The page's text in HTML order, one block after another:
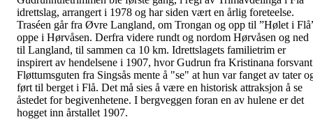
idrettslag, arrangert i 1978 og har siden vært en årlig foreteelse.
Traséen går fra Øvre Langland, om Trongan og opp til ”Hølet i
oppe i Hørvåsen. Derfra videre rundt og nordom Hørvåsen og ned
til Langland, til sammen ca 10 km. Idrettslagets familietrim er
inspirert av hendelsene i 1907, hvor Gudrun fra Kristinana
Fløttumsguten fra Singsås mente å "se" at hun var fanget av tater
ført til berget i Flå. Det må sies å være en historisk attraksjon å se
åstedet for begivenhetene. I bergveggen foran en av hulene er det
hogget inn årstallet 1907.